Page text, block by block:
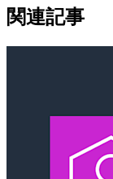
関連記事